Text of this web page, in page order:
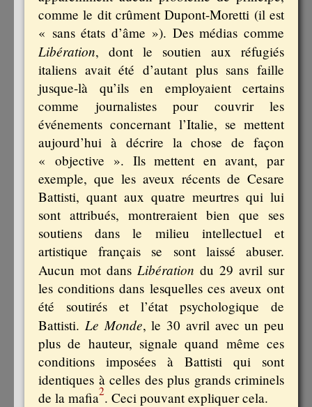
comme le dit crûment Dupont-Moretti (il est
« sans états d’âme »). Des médias comme
Libération, dont le soutien aux réfugiés
italiens avait été d’autant plus sans faille
jusque-là qu’ils en employaient certains
comme journalistes pour couvrir les
événements concernant l’Italie, se mettent
aujourd’hui à décrire la chose de façon
« objective ». Ils mettent en avant, par
exemple, que les aveux récents de Cesare
Battisti, quant aux quatre meurtres qui lui
sont attribués, montreraient bien que ses
soutiens dans le milieu intellectuel et
artistique français se sont laissé abuser.
Aucun mot dans Libération du 29 avril sur
les conditions dans lesquelles ces aveux ont
été soutirés et l’état psychologique de
Battisti. Le Monde, le 30 avril avec un peu
plus de hauteur, signale quand même ces
conditions imposées à Battisti qui sont
identiques à celles des plus grands criminels
de la mafia2. Ceci pouvant expliquer cela.